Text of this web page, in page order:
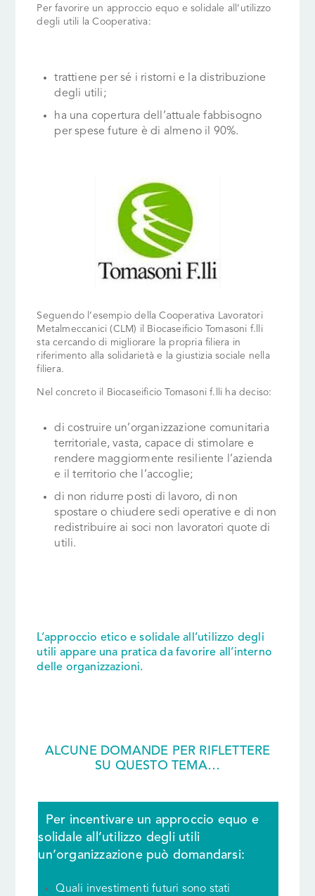
Per favorire un approccio equo e solidale all’utilizzo
degli utili la Cooperativa:
trattiene per sé i ristorni e la distribuzione
degli utili;
ha una copertura dell’attuale fabbisogno
per spese future è di almeno il 90%.
Seguendo l’esempio della Cooperativa Lavoratori
Metalmeccanici (CLM) il Biocaseificio Tomasoni f.lli
sta cercando di migliorare la propria filiera in
riferimento alla solidarietà e la giustizia sociale nella
filiera.
Nel concreto il Biocaseificio Tomasoni f.lli ha deciso:
di costruire un’organizzazione comunitaria
territoriale, vasta, capace di stimolare e
rendere maggiormente resiliente l’azienda
e il territorio che l’accoglie;
di non ridurre posti di lavoro, di non
spostare o chiudere sedi operative e di non
redistribuire ai soci non lavoratori quote di
utili.
L’approccio etico e solidale all’utilizzo degli
utili appare una pratica da favorire all’interno
delle organizzazioni.
ALCUNE DOMANDE PER RIFLETTERE
SU QUESTO TEMA…
Per incentivare un approccio equo e
solidale all’utilizzo degli utili
un’organizzazione può domandarsi:
Quali investimenti futuri sono stati